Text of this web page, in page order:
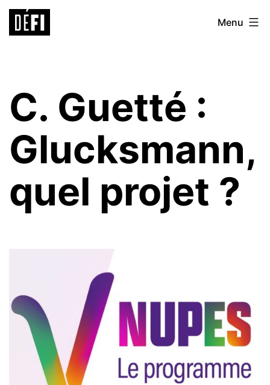
Aller
Défi
Menu
C. Guetté :
Glucksmann,
quel projet ?